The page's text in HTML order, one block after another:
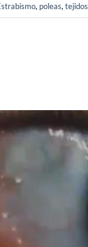
, poleas,tejidos